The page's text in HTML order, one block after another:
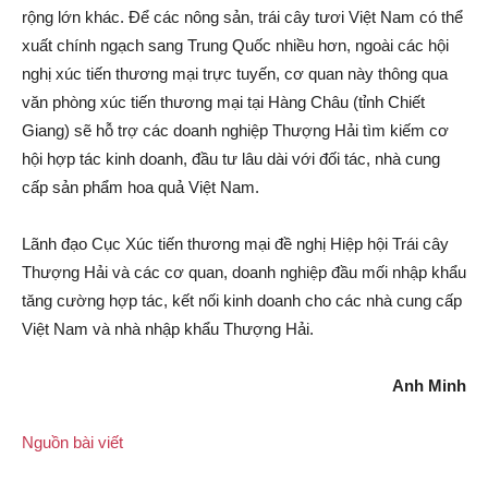
rộng lớn khác. Để các nông sản, trái cây tươi Việt Nam có thể
xuất chính ngạch sang Trung Quốc nhiều hơn, ngoài các hội
nghị xúc tiến thương mại trực tuyến, cơ quan này thông qua
văn phòng xúc tiến thương mại tại Hàng Châu (tỉnh Chiết
Giang) sẽ hỗ trợ các doanh nghiệp Thượng Hải tìm kiếm cơ
hội hợp tác kinh doanh, đầu tư lâu dài với đối tác, nhà cung
cấp sản phẩm hoa quả Việt Nam.
Lãnh đạo Cục Xúc tiến thương mại đề nghị Hiệp hội Trái cây
Thượng Hải và các cơ quan, doanh nghiệp đầu mối nhập khẩu
tăng cường hợp tác, kết nối kinh doanh cho các nhà cung cấp
Việt Nam và nhà nhập khẩu Thượng Hải.
Anh Minh
Nguồn bài viết